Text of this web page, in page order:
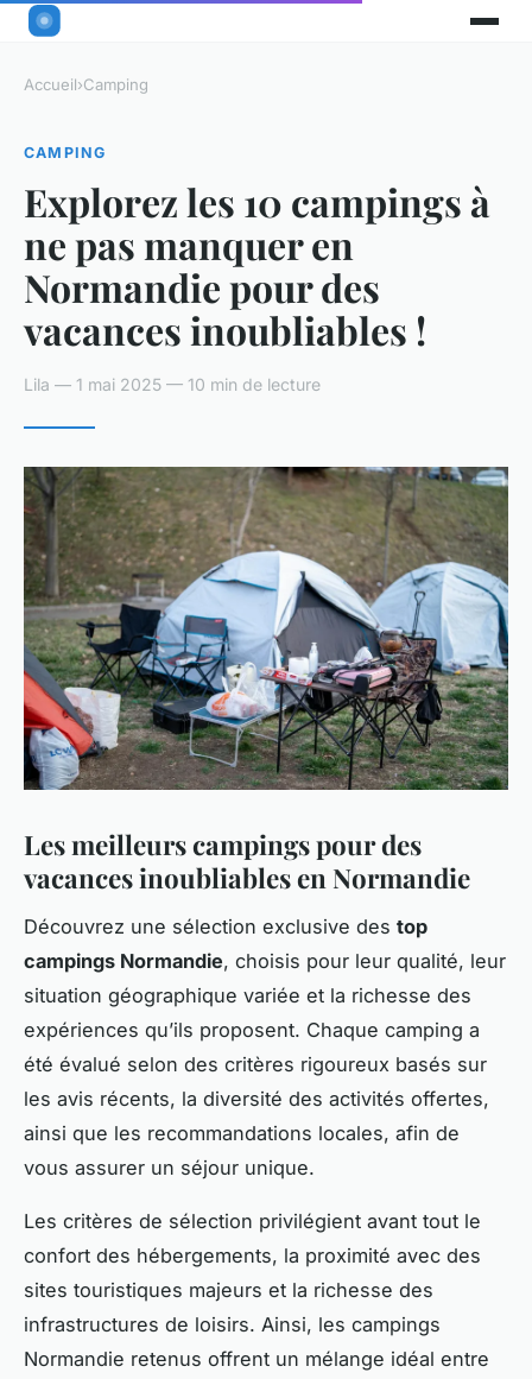
Accueil›Camping
CAMPING
Explorez les 10 campings à
ne pas manquer en
Normandie pour des
vacances inoubliables !
Lila — 1 mai 2025 — 10 min de lecture
Les meilleurs campings pour des
vacances inoubliables en Normandie
Découvrez une sélection exclusive des top
campings Normandie, choisis pour leur qualité, leur
situation géographique variée et la richesse des
expériences qu’ils proposent. Chaque camping a
été évalué selon des critères rigoureux basés sur
les avis récents, la diversité des activités offertes,
ainsi que les recommandations locales, afin de
vous assurer un séjour unique.
Les critères de sélection privilégient avant tout le
confort des hébergements, la proximité avec des
sites touristiques majeurs et la richesse des
infrastructures de loisirs. Ainsi, les campings
Normandie retenus offrent un mélange idéal entre